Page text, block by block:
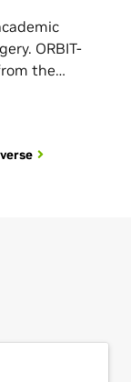
ORBIT-
the
framework
cognitive